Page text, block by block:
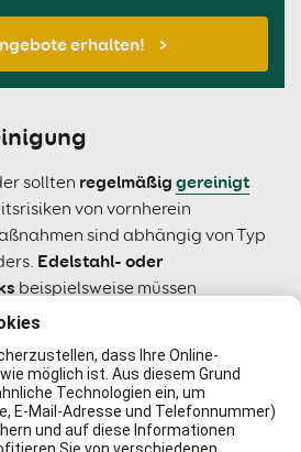
erhalten!
sollten regelmäßiggereinigt
von vornherein
sind abhängig von Typ
Edelstahl- oder
beispielsweise müssen
werden. Bei Wassertanks mit
Zusätzlich sollten SieZapfhähne
desinfizieren, um die
zu unterbinden.